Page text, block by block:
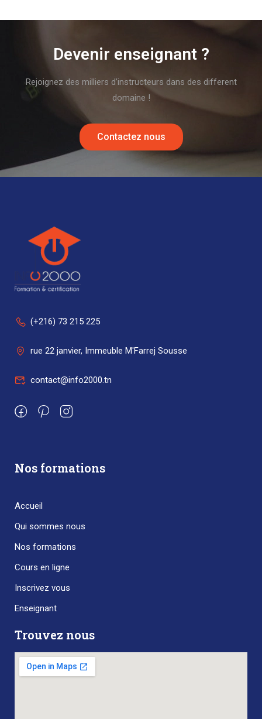
Devenir enseignant ?
Rejoignez des milliers d’instructeurs dans des different
domaine !
Contactez nous
(+216) 73 215 225
rue 22 janvier, Immeuble M'Farrej Sousse
contact@info2000.tn
Nos formations
Accueil
Qui sommes nous
Nos formations
Cours en ligne
Inscrivez vous
Enseignant
Trouvez nous